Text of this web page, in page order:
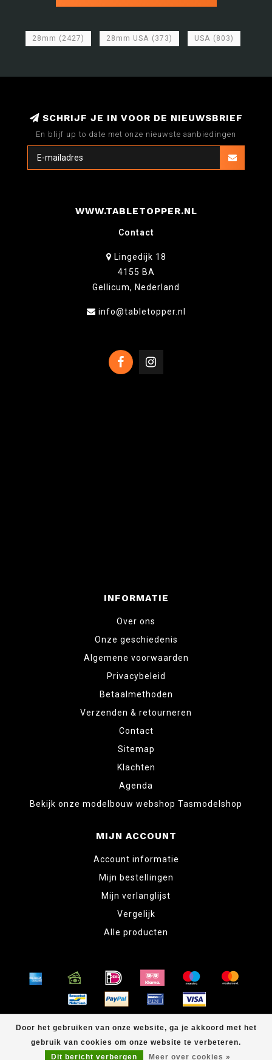
28mm (2427) 28mm USA (373) USA (803)
Door het gebruiken van onze website, ga je akkoord met het
gebruik van cookies om onze website te verbeteren.
Dit bericht verbergen
Meer over cookies »
SCHRIJF JE IN VOOR DE NIEUWSBRIEF
En blijf up to date met onze nieuwste aanbiedingen
WWW.TABLETOPPER.NL
Contact
Lingedijk 18
4155 BA
Gellicum, Nederland
info@tabletopper.nl
INFORMATIE
Over ons
Onze geschiedenis
Algemene voorwaarden
Privacybeleid
Betaalmethoden
Verzenden & retourneren
Contact
Sitemap
Klachten
Agenda
Bekijk onze modelbouw webshop Tasmodelshop
MIJN ACCOUNT
Account informatie
Mijn bestellingen
Mijn verlanglijst
Vergelijk
Alle producten
© Copyright 2026 www.tabletopper.nl